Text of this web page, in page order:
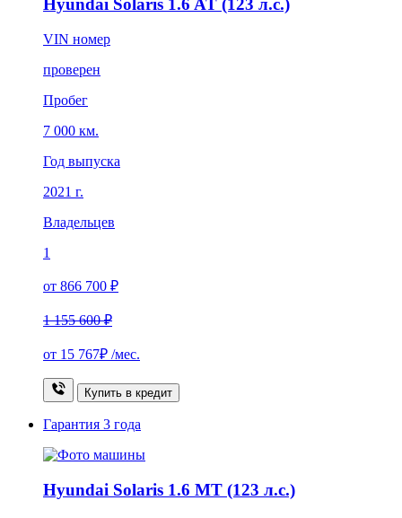
Hyundai Solaris 1.6 AT (123 л.с.)
VIN номер
проверен
Пробег
7 000 км.
Год выпуска
2021 г.
Владельцев
1
от 866 700 ₽
1 155 600 ₽
от 15 767₽ /мес.
Купить в кредит
Гарантия 3 года
Hyundai Solaris 1.6 MT (123 л.с.)